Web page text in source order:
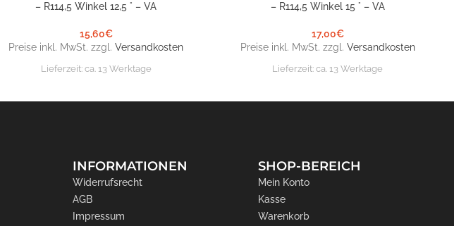
– R114,5 Winkel 12,5 ° – VA
15,60€
Preise inkl. MwSt. zzgl.Versandkosten
Lieferzeit: ca. 13 Werktage
– R114,5 Winkel 15 ° – VA
17,00€
Preise inkl. MwSt. zzgl. Versandkosten
Lieferzeit:ca. 13 Werktage
INFORMATIONEN
Widerrufsrecht
AGB
Impressum
SHOP-BEREICH
Mein Konto
Kasse
Warenkorb